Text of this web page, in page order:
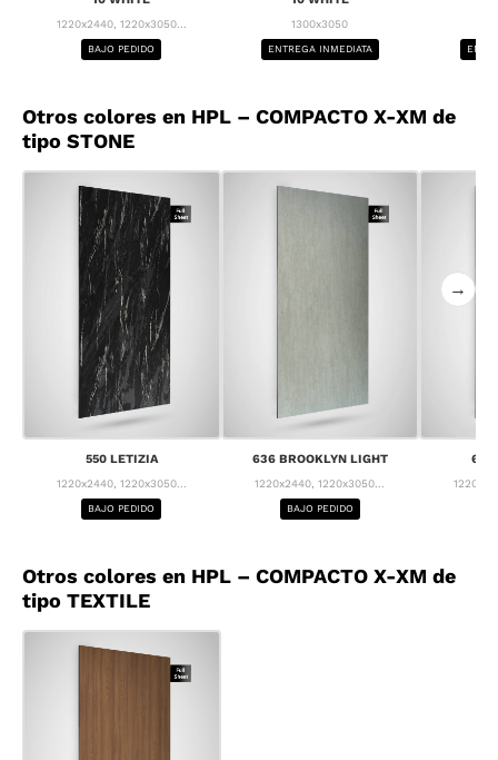
1220x2440, 1220x3050...
BAJO PEDIDO
1300x3050
ENTREGA INMEDIATA
Otros colores en HPL – COMPACTO X-XM de
tipo STONE
550 LETIZIA
1220x2440, 1220x3050...
BAJO PEDIDO
636 BROOKLYN LIGHT
1220x2440, 1220x3050...
BAJO PEDIDO
637
→
Otros colores en HPL – COMPACTO X-XM de
tipo TEXTILE